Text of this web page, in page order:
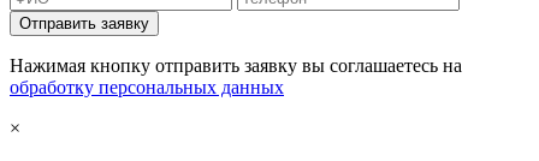
Отправить заявку
Нажимая кнопку отправить заявку вы соглашаетесь на
обработку персональных данных
×